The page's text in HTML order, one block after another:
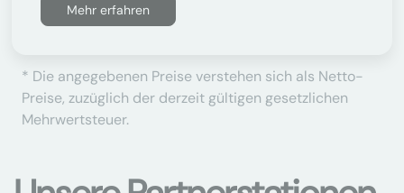
Mehr erfahren
* Die angegebenen Preise verstehen sich als Netto-
Preise, zuzüglich der derzeit gültigen gesetzlichen
Mehrwertsteuer.